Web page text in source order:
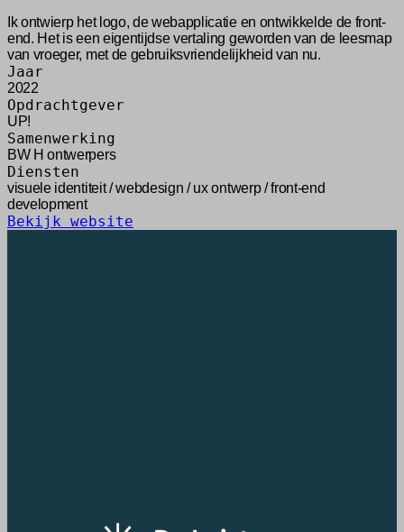
Ik ontwierp het logo, de webapplicatie en ontwikkelde de front-
end. Het is een eigentijdse vertaling geworden van de leesmap
van vroeger, met de gebruiksvriendelijkheid van nu.
Jaar
2022
Opdrachtgever
UP!
Samenwerking
BW H ontwerpers
Diensten
visuele identiteit / webdesign / ux ontwerp / front-end
development
Bekijk website